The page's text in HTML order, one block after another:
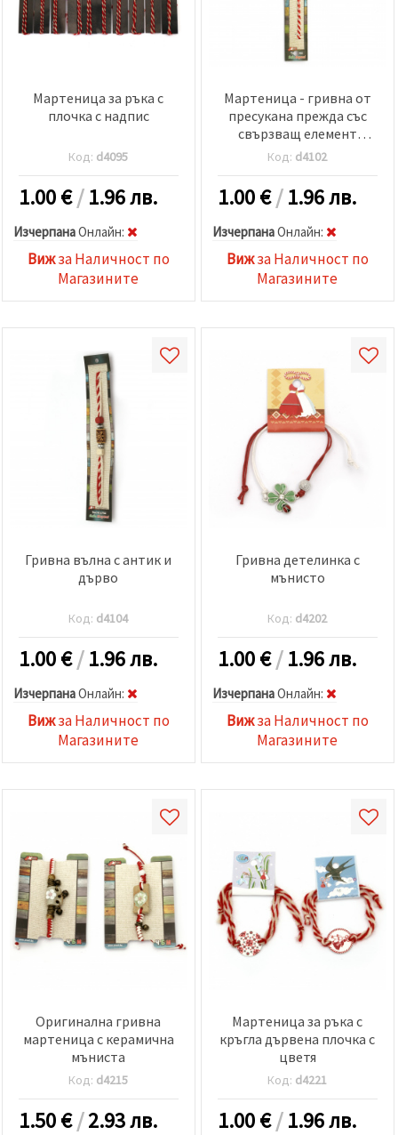
Мартеница за ръка с
плочка с надпис
Код: d4095
1.00€/1.96 лв.
ИзчерпанаOнлайн:
Вижза Наличност по
Магазините
Мартеница - гривна от
пресукана прежда със
свързващ елемент
дететлина
Код: d4102
1.00€/1.96 лв.
ИзчерпанаOнлайн:
Вижза Наличност по
Магазините
Гривна вълна с антик и
дърво
Код: d4104
1.00€/1.96 лв.
ИзчерпанаOнлайн:
Вижза Наличност по
Магазините
Гривна детелинка с
мънисто
Код: d4202
1.00€/1.96 лв.
ИзчерпанаOнлайн:
Вижза Наличност по
Магазините
Оригинална гривна
мартеница с керамична
мъниста
Код: d4215
1.50€/2.93 лв.
Мартеница за ръка с
кръгла дървена плочка с
цветя
Код: d4221
1.00€/1.96 лв.